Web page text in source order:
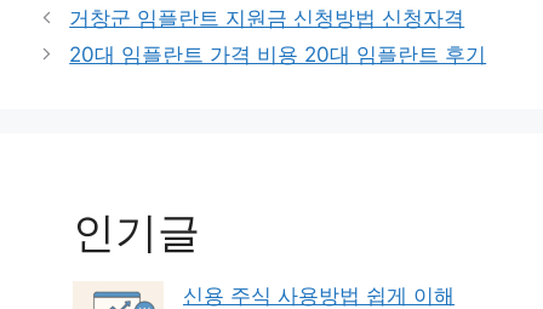
Post
navigation
거창군 임플란트 지원금 신청방법 신청자격
20대 임플란트 가격 비용 20대 임플란트 후기
인기글
신용 주식 사용방법 쉽게 이해